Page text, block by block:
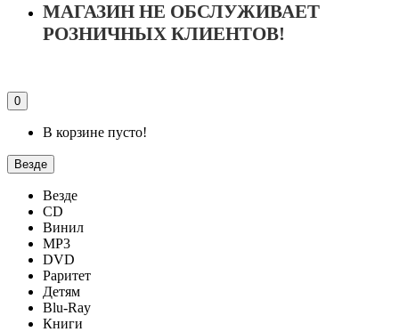
МАГАЗИН НЕ ОБСЛУЖИВАЕТ
РОЗНИЧНЫХ КЛИЕНТОВ!
0
В корзине пусто!
Везде
Везде
CD
Винил
MP3
DVD
Раритет
Детям
Blu-Ray
Книги